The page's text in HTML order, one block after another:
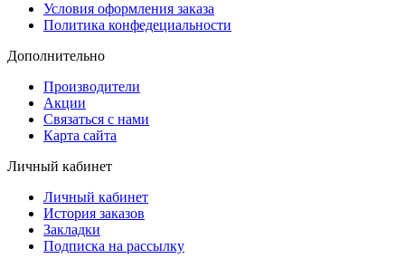
Условия оформления заказа
Политика конфедециальности
Дополнительно
Производители
Акции
Связаться с нами
Карта сайта
Личный кабинет
Личный кабинет
История заказов
Закладки
Подписка на рассылку